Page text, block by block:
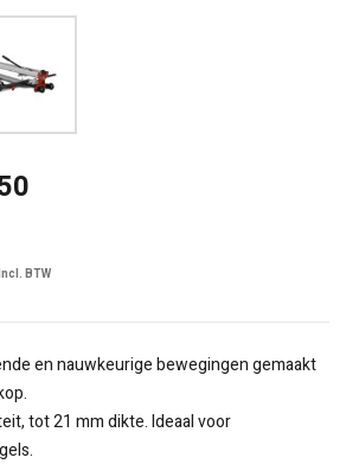
prijs
huidige prijs is:
BTW
en nauwkeurige bewegingen gemaakt
tot 21 mm dikte. Ideaal voor